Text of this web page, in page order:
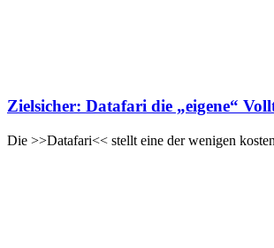
Zielsicher: Datafari die „eigene“
Die >>Datafari<< stellt eine der wenigen